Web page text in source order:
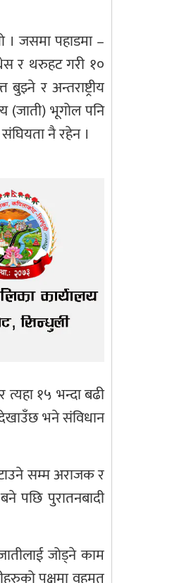
जसमा पहाडमा –
र थरुहट गरी १०
र अन्तराष्ट्रीय
(जाती) भूगोल पनि
नै रहेन ।
१५ भन्दा बढी
भने संविधान
सम्म अराजक र
पछि पुरातनबादी
जोड्ने काम